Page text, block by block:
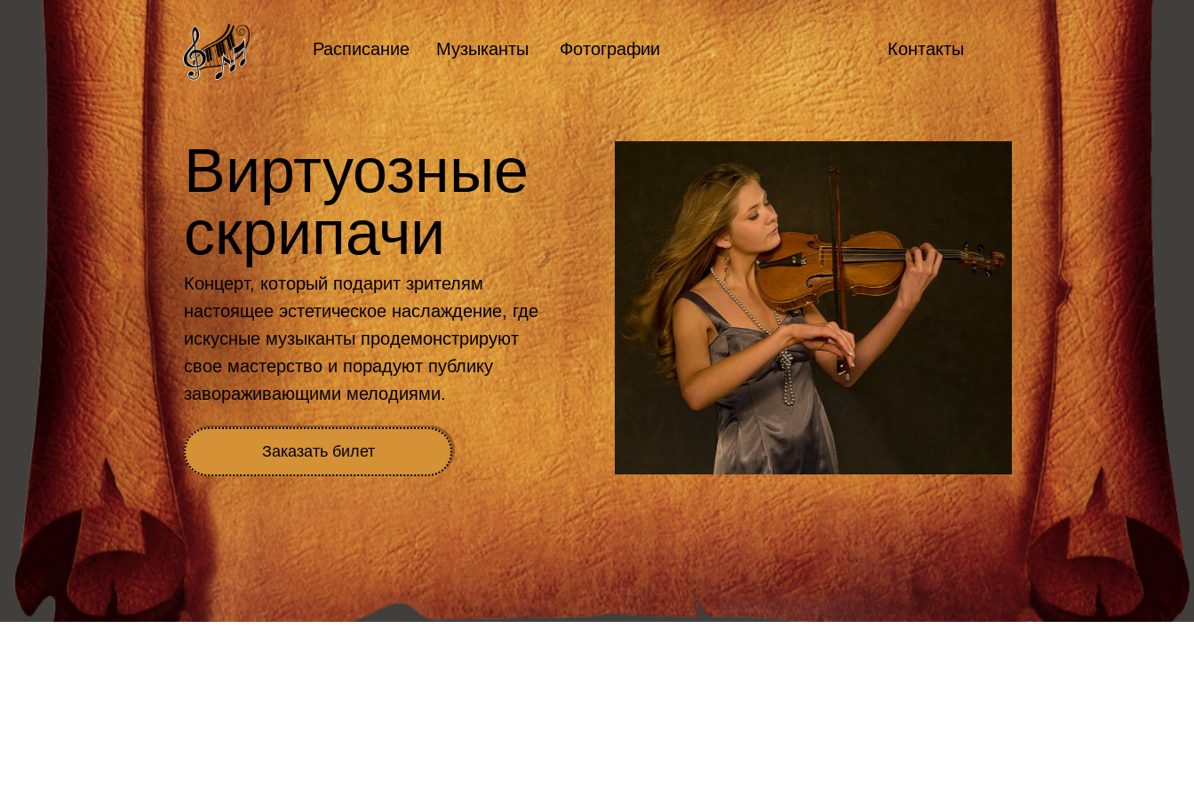
Концерт, который подарит зрителям
настоящее эстетическое наслаждение, где
искусные музыканты продемонстрируют
свое мастерство и порадуют публику
завораживающими мелодиями.
Виртуозные
скрипачи
Заказать билет
Расписание Музыканты Контакты
Фотографии